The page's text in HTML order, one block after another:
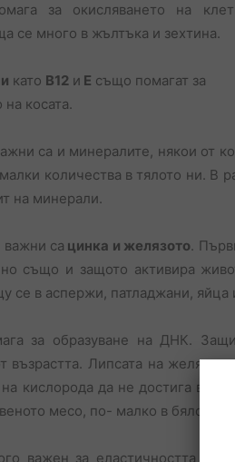
за окисляването на
се много в жълтъка и зехтина.
като В12 и Е също помагат за
на косата.
са и минералите, някои от
количества в тялото ни. В
на минерали.
са цинка и желязото.
също и защото активира
се в аспержи, патладжани, яйца
за образуване на ДНК.
възрастта. Липсата на желязо,
кислорода да не достига в
месо, по- малко в бялото, в
важен за еластичността на